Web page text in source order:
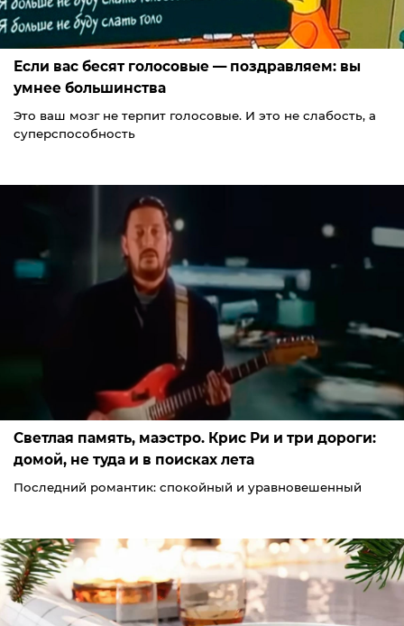
Если вас бесят голосовые — поздравляем: вы
умнее большинства
Это ваш мозг не терпит голосовые. И это не слабость, а
суперспособность
Светлая память, маэстро. Крис Ри и три дороги:
домой, не туда и в поисках лета
Последний романтик: спокойный и уравновешенный